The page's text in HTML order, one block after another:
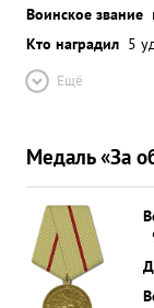
Воинское звание
Кто наградил 5
Ещё
Медаль «За